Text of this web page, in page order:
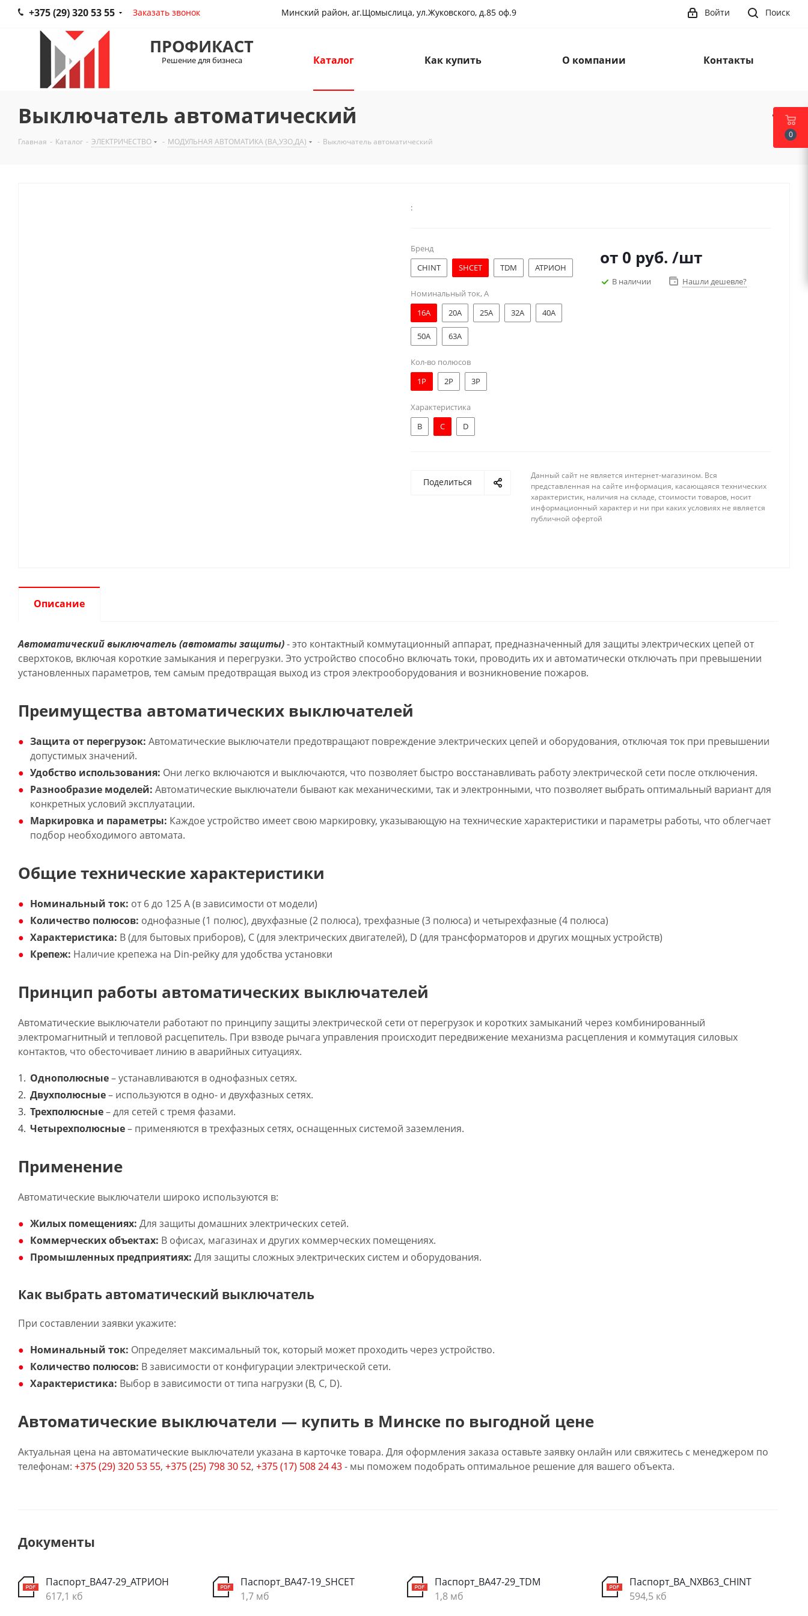
+375 (29) 320 53 55 Заказать звонок Минский район, аг.Щомыслица, ул.Жуковского, д.85 оф.9 Поиск
Войти
ПРОФИКАСТ
Решение для бизнеса Каталог Как купить О компании Контакты
Выключатель автоматический
Главная - Каталог - ЭЛЕКТРИЧЕСТВО - МОДУЛЬНАЯ АВТОМАТИКА (ВА,УЗО,ДА) - Выключатель автоматический
:
Бренд
CHINT
SHCET TDM АТРИОН
Номинальный ток, А
16A
20A 25A 32A 40A
50A 63A
Кол-во полюсов
1Р
2Р 3Р
Характеристика
B
C D
от 0 руб. /шт
В наличии Нашли дешевле?
Поделиться
Данный сайт не является интернет-магазином. Вся
представленная на сайте информация, касающаяся технических
характеристик, наличия на складе, стоимости товаров, носит
информационный характер и ни при каких условиях не является
публичной офертой
Описание
Автоматический выключатель (автоматы защиты)- это контактный коммутационный аппарат, предназначенный для защиты электрических цепей от
сверхтоков, включая короткие замыкания и перегрузки. Это устройство способно включать токи, проводить их и автоматически отключать при превышении
установленных параметров, тем самым предотвращая выход из строя электрооборудования и возникновение пожаров.
Преимущества автоматических выключателей
Защита от перегрузок: Автоматические выключатели предотвращают повреждение электрических цепей и оборудования, отключая ток при превышении
допустимых значений.
Удобство использования: Они легко включаются и выключаются, что позволяет быстро восстанавливать работу электрической сети после отключения.
Разнообразие моделей: Автоматические выключатели бывают как механическими, так и электронными, что позволяет выбрать оптимальный вариант для
конкретных условий эксплуатации.
Маркировка и параметры: Каждое устройство имеет свою маркировку, указывающую на технические характеристики и параметры работы, что облегчает
подбор необходимого автомата.
Общие технические характеристики
Номинальный ток: от 6 до 125 А (в зависимости от модели)
Количество полюсов: однофазные (1 полюс), двухфазные (2 полюса), трехфазные (3 полюса) и четырехфазные (4 полюса)
Характеристика: B (для бытовых приборов), C (для электрических двигателей), D (для трансформаторов и других мощных устройств)
Крепеж: Наличие крепежа на Din-рейку для удобства установки
Принцип работы автоматических выключателей
Автоматические выключатели работают по принципу защиты электрической сети от перегрузок и коротких замыканий через комбинированный
электромагнитный и тепловой расцепитель. При взводе рычага управления происходит передвижение механизма расцепления и коммутация силовых
контактов, что обесточивает линию в аварийных ситуациях.
Однополюсные– устанавливаются в однофазных сетях.
Двухполюсные– используются в одно- и двухфазных сетях.
Трехполюсные– для сетей с тремя фазами.
Четырехполюсные– применяются в трехфазных сетях, оснащенных системой заземления.
Применение
Автоматические выключатели широко используются в:
Жилых помещениях: Для защиты домашних электрических сетей.
Коммерческих объектах: В офисах, магазинах и других коммерческих помещениях.
Промышленных предприятиях: Для защиты сложных электрических систем и оборудования.
Как выбрать автоматический выключатель
При составлении заявки укажите:
Номинальный ток: Определяет максимальный ток, который может проходить через устройство.
Количество полюсов: В зависимости от конфигурации электрической сети.
Характеристика: Выбор в зависимости от типа нагрузки (B, C, D).
Автоматические выключатели — купить в Минске по выгодной цене
Актуальная цена на автоматические выключатели указана в карточке товара. Для оформления заказа оставьте заявку онлайн или свяжитесь с менеджером по
телефонам: +375 (29) 320 53 55, +375 (25) 798 30 52, +375 (17) 508 24 43- мы поможем подобрать оптимальное решение для вашего объекта.
Документы
Паспорт_ВА47-29_АТРИОН
617,1 кб
Паспорт_ВА47-19_SHCET
1,7 мб
Паспорт_ВА47-29_TDM
1,8 мб
Паспорт_ВА_NXB63_CHINT
594,5 кб
0